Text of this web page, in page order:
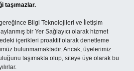
taşımazlar.
Bilgi Teknolojileri ve İletişim
bir Yer Sağlayıcı olarak hizmet
içerikleri proaktif olarak denetleme
bulunmamaktadır. Ancak, üyelerimiz
taşımakta olup, siteye üye olarak bu